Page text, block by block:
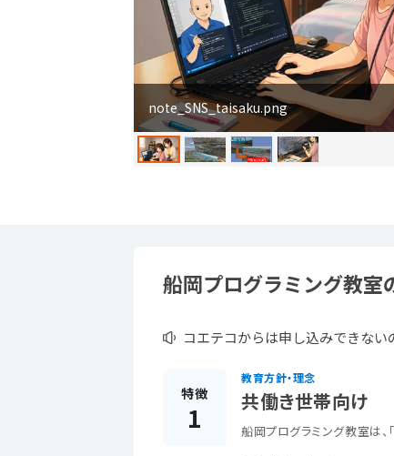
note_SNS_taisaku.png
船岡プログラミング教室
コエテコからは申し込みできな
特徴
1
教育方針・理念
共働き世帯向け
船岡プログラミング教室は